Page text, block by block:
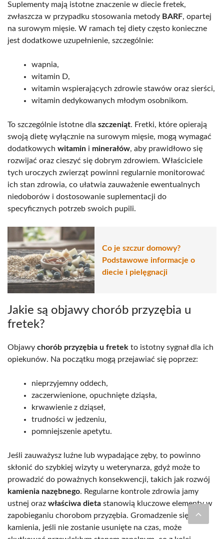
Suplementy mają istotne znaczenie w diecie fretek,
zwłaszcza w przypadku stosowania metody BARF, opartej
na surowym mięsie. W ramach tej diety często konieczne
jest dodatkowe uzupełnienie, szczególnie:
wapnia,
witamin D,
witamin wspierających zdrowie stawów oraz sierści,
witamin dedykowanych młodym osobnikom.
To szczególnie istotne dla szczeniąt. Fretki, które opierają
swoją dietę wyłącznie na surowym mięsie, mogą wymagać
dodatkowych witamin i minerałów, aby prawidłowo się
rozwijać oraz cieszyć się dobrym zdrowiem. Właściciele
tych uroczych zwierząt powinni regularnie monitorować
ich stan zdrowia, co ułatwia zauważenie ewentualnych
niedoborów i dostosowanie suplementacji do
specyficznych potrzeb swoich pupili.
Co je szczur domowy?
Podstawowe informacje o
diecie i pielęgnacji
Jakie są objawy chorób przyzębia u
fretek?
Objawy chorób przyzębia u fretek to istotny sygnał dla ich
opiekunów. Na początku mogą przejawiać się poprzez:
nieprzyjemny oddech,
zaczerwienione, opuchnięte dziąsła,
krwawienie z dziąseł,
trudności w jedzeniu,
pomniejszenie apetytu.
Jeśli zauważysz luźne lub wypadające zęby, to powinno
skłonić do szybkiej wizyty u weterynarza, gdyż może to
prowadzić do poważnych konsekwencji, takich jak rozwój
kamienia nazębnego. Regularne kontrole zdrowia jamy
ustnej oraz właściwa dieta stanowią kluczowe elementy w
zapobieganiu chorobom przyzębia. Gromadzenie się
kamienia, jeśli nie zostanie usunięte na czas, może